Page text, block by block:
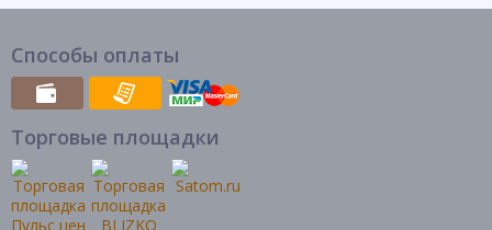
Способы оплаты
Торговые площадки